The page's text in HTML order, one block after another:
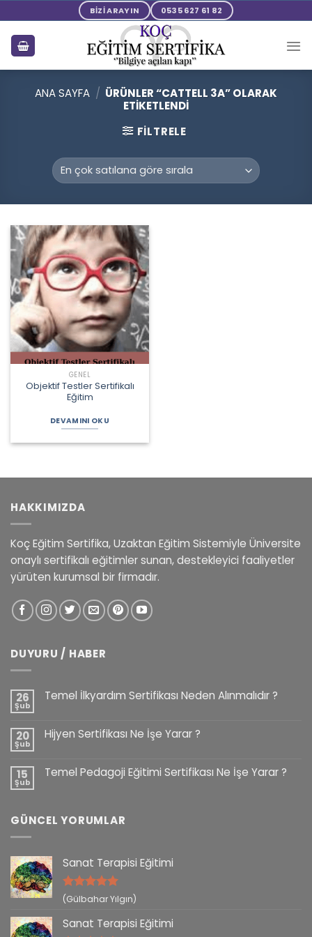
to
content
BİZİ ARAYIN 0535 627 61 82
ANA SAYFA / ÜRÜNLER “CATTELL 3A” OLARAK
ETIKETLENDI
FILTRELE
GENEL
Objektif Testler Sertifikalı
Eğitim
DEVAMINI OKU
HAKKIMIZDA
Koç Eğitim Sertifika, Uzaktan Eğitim Sistemiyle Üniversite
onaylı sertifikalı eğitimler sunan, destekleyici faaliyetler
yürüten kurumsal bir firmadır.
DUYURU / HABER
26
Şub
Temel İlkyardım Sertifikası Neden Alınmalıdır ?
20
Şub
Hijyen Sertifikası Ne İşe Yarar ?
15
Şub
Temel Pedagoji Eğitimi Sertifikası Ne İşe Yarar ?
GÜNCEL YORUMLAR
Sanat Terapisi Eğitimi
5 üzerinden
(Gülbahar Yılgın)
Sanat Terapisi Eğitimi